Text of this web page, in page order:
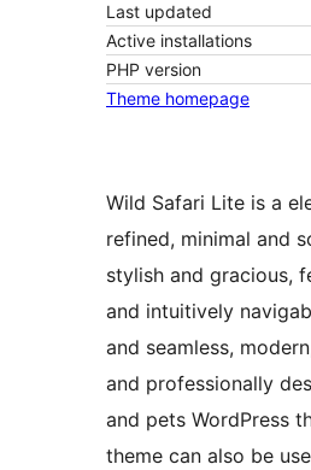
Last updated
Active installations
PHP version
Theme homepage
Wild Safari Lite is a
refined, minimal and
stylish and gracious,
and intuitively
and seamless,
and professionally
and pets WordPress
theme can also be